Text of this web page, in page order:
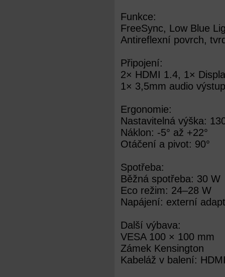
Funkce:
FreeSync, Low Blue
Antireflexní povrch,
Připojení:
2× HDMI 1.4, 1×
1× 3,5mm audio výstup
Ergonomie:
Nastavitelná výška:
Náklon: -5° až +22°
Otáčení a pivot: 90°
Spotřeba:
Běžná spotřeba: 30 W
Eco režim: 24–28 W
Napájení: externí
Další výbava:
VESA 100 × 100 mm
Zámek Kensington
Kabeláž v balení: